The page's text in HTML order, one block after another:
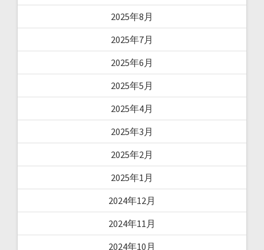
2025年8月
2025年7月
2025年6月
2025年5月
2025年4月
2025年3月
2025年2月
2025年1月
2024年12月
2024年11月
2024年10月